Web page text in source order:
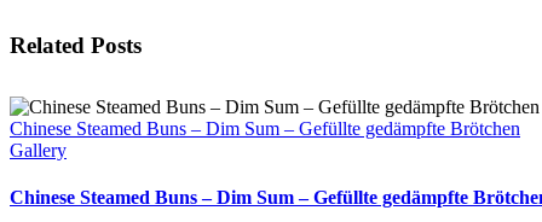
Related Posts
Chinese Steamed Buns – Dim Sum – Gefüllte gedämpfte Brötchen
Gallery
Chinese Steamed Buns – Dim Sum – Gefüllte gedämpfte